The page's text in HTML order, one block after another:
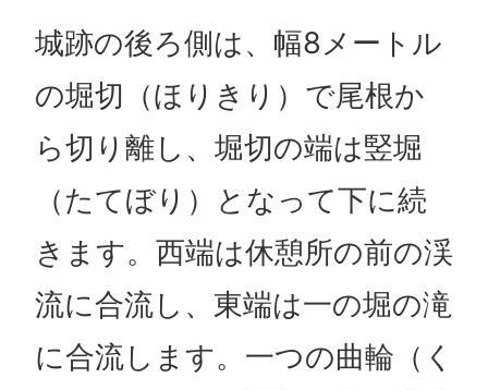
城跡の後ろ側は、幅8メートル
の堀切（ほりきり）で尾根か
ら切り離し、堀切の端は竪堀
（たてぼり）となって下に続
きます。西端は休憩所の前の渓
流に合流し、東端は一の堀の滝
に合流します。一つの曲輪（く